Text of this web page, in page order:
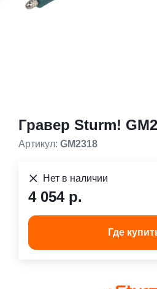
Гравер Sturm!
Артикул: GM2318
Нет в наличии
4 054 р.
Где